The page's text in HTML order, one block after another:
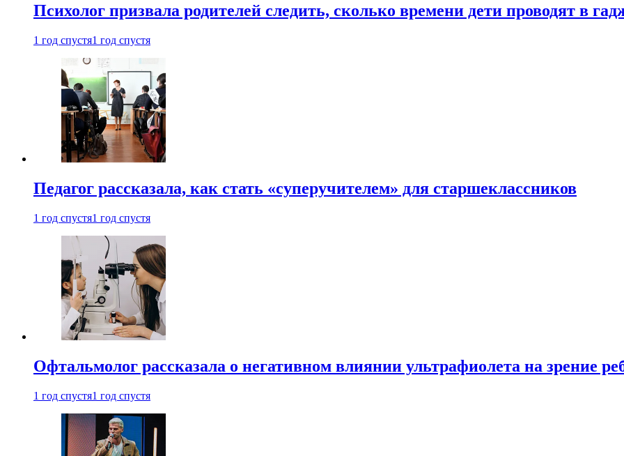
Психолог призвала родителей следить, сколько времени дети проводят в
1 год спустя1 год спустя
Педагог рассказала, как стать «суперучителем» для старшеклассников
1 год спустя1 год спустя
Офтальмолог рассказала о негативном влиянии ультрафиолета на зрение
1 год спустя1 год спустя